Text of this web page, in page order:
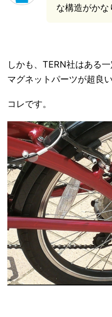
な構造がかな
しかも、TERN社はある
マグネットパーツが超良
コレです。